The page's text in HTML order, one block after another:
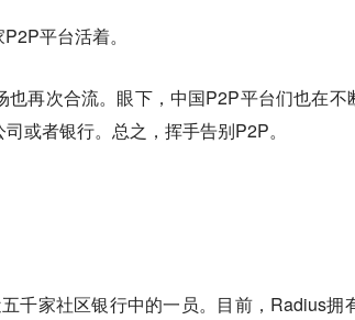
平台活着。
再次合流。眼下，中国P2P平台们也在不
或者银行。总之，挥手告别P2P。
千家社区银行中的一员。目前，Radius拥